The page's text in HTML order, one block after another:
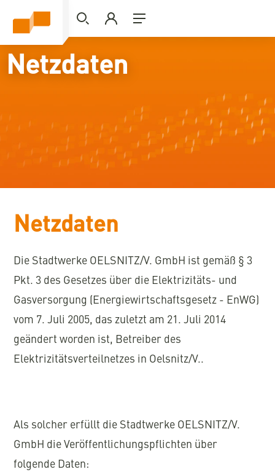
Netzdaten
Netzdaten
Die Stadtwerke OELSNITZ/V. GmbH ist gemäß § 3
Pkt. 3 des Gesetzes über die Elektrizitäts- und
Gasversorgung (Energiewirtschaftsgesetz - EnWG)
vom 7. Juli 2005, das zuletzt am 21. Juli 2014
geändert worden ist, Betreiber des
Elektrizitätsverteilnetzes in Oelsnitz/V..
Als solcher erfüllt die Stadtwerke OELSNITZ/V.
GmbH die Veröffentlichungspflichten über
folgende Daten: